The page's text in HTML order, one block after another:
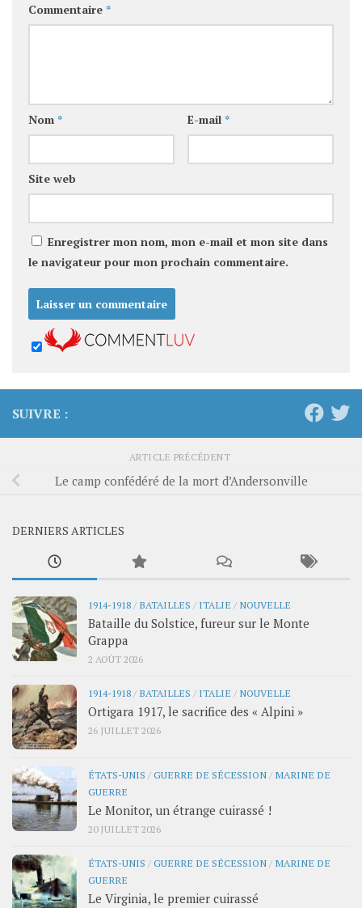
Commentaire *
Nom * E-mail *
Site web
Enregistrer mon nom, mon e-mail et mon site dans
le navigateur pour mon prochain commentaire.
SUIVRE :
ARTICLE PRÉCÉDENT
Le camp confédéré de la mort d’Andersonville
DERNIERS ARTICLES
1914-1918 / BATAILLES / ITALIE / NOUVELLE
Bataille du Solstice, fureur sur le Monte
Grappa
2 AOÛT 2026
1914-1918 / BATAILLES / ITALIE / NOUVELLE
Ortigara 1917, le sacrifice des « Alpini »
26 JUILLET 2026
ÉTATS-UNIS /GUERRE DE SÉCESSION / MARINE DE
GUERRE
Le Monitor, un étrange cuirassé !
20 JUILLET 2026
ÉTATS-UNIS /GUERRE DE SÉCESSION / MARINE DE
GUERRE
Le Virginia, le premier cuirassé